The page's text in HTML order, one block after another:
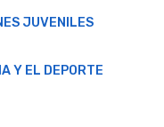
JUVENILES
Y EL DEPORTE